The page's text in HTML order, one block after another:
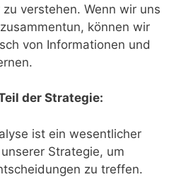
verstehen. Wenn wir uns
können wir
von Informationen und
der Strategie:
ist ein wesentlicher
Strategie, um
zu treffen.